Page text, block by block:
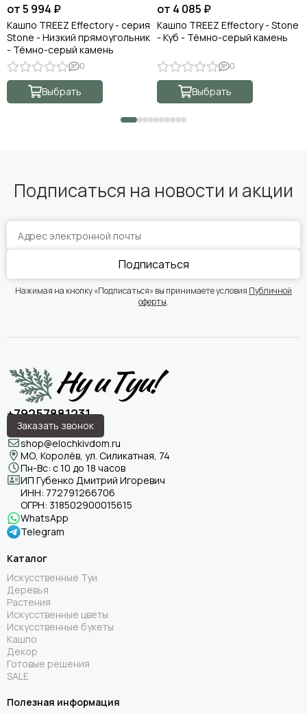
от 5 994 ₽
Кашпо TREEZ Effectory - серия
Stone - Низкий прямоугольник
- Тёмно-серый камень
0
Выбрать
от 4 085 ₽
Кашпо TREEZ Effectory - Stone
- Куб - Тёмно-серый камень
0
Выбрать
Подписаться на новости и акции
Подписаться
Нажимая на кнопку «Подписаться» вы принимаете условия Публичной
оферты.
+79257881231
Заказать звонок
shop@elochkivdom.ru
МО, Королёв, ул. Силикатная, 74
Пн-Вс: с 10 до 18 часов
ИП Губенко Дмитрий Игоревич
ИНН: 772791266706
ОГРН: 318502900015615
WhatsApp
Telegram
Каталог
Искусственные Туи
Деревья
Растения
Искусственные цветы
Искусственные букеты
Кашпо
Декор
Готовые решения
SALE
Полезная информация